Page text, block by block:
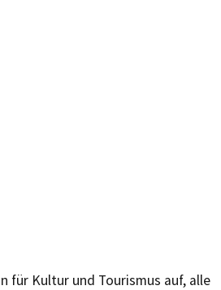
für Kultur und Tourismus auf, alle